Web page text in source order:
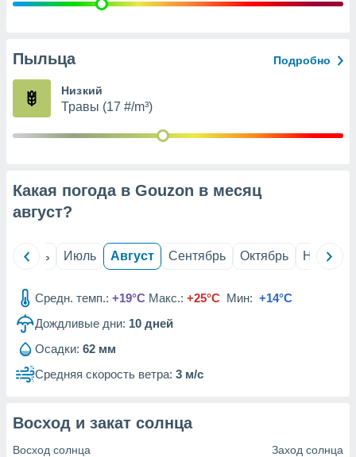
рекламы
сведения
1199
Пыльца Подробно
Низкий
Травы (17 #/m³)
Какая погода в Gouzon в месяц
август?
Июнь Июль Август Сентябрь Октябрь Ноябрь
Средн. темп.: +19°C Макс.: +25°C Мин: +14°C
Дождливые дни: 10 дней
Осадки: 62 мм
Средняя скорость ветра: 3 м/с
Восход и закат солнца
Восход солнца Заход солнца